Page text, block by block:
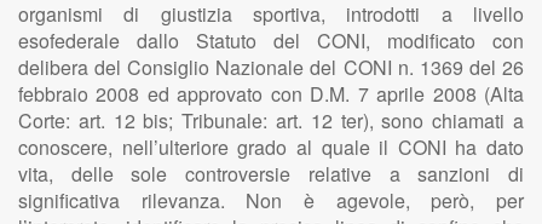
organismi di giustizia sportiva, introdotti a livello
esofederale dallo Statuto del CONI, modificato con
delibera del Consiglio Nazionale del CONI n. 1369 del 26
febbraio 2008 ed approvato con D.M. 7 aprile 2008 (Alta
Corte: art. 12 bis; Tribunale: art. 12 ter), sono chiamati a
conoscere, nell’ulteriore grado al quale il CONI ha dato
vita, delle sole controversie relative a sanzioni di
significativa rilevanza. Non è agevole, però, per